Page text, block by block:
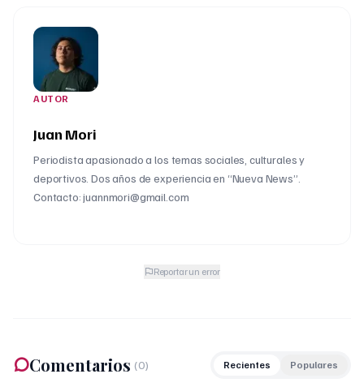
AUTOR
Juan Mori
Periodista apasionado a los temas sociales, culturales y
deportivos. Dos años de experiencia en “Nueva News”.
Contacto: juannmori@gmail.com
Reportar un error
Comentarios (0) Recientes Populares